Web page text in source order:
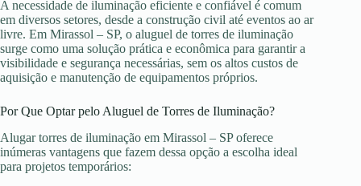
A necessidade de iluminação eficiente e confiável é comum
em diversos setores, desde a construção civil até eventos ao ar
livre. Em Mirassol – SP, o aluguel de torres de iluminação
surge como uma solução prática e econômica para garantir a
visibilidade e segurança necessárias, sem os altos custos de
aquisição e manutenção de equipamentos próprios.
Por Que Optar pelo Aluguel de Torres de Iluminação?
Alugar torres de iluminação em Mirassol – SP oferece
inúmeras vantagens que fazem dessa opção a escolha ideal
para projetos temporários: